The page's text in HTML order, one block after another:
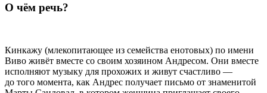
О чём речь?
Кинкажу (млекопитающее из семейства енотовых) по имени
Виво живёт вместе со своим хозяином Андресом. Они вместе
исполняют музыку для прохожих и живут счастливо —
до того момента, как Андрес получает письмо от знаменитой